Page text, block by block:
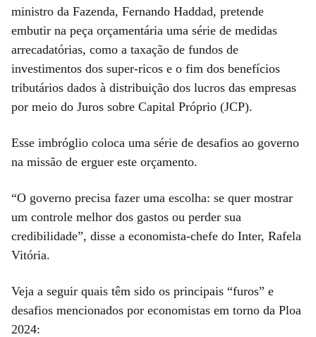
ministro da Fazenda, Fernando Haddad, pretende
embutir na peça orçamentária uma série de medidas
arrecadatórias, como a taxação de fundos de
investimentos dos super-ricos e o fim dos benefícios
tributários dados à distribuição dos lucros das empresas
por meio do Juros sobre Capital Próprio (JCP).
Esse imbróglio coloca uma série de desafios ao governo
na missão de erguer este orçamento.
“O governo precisa fazer uma escolha: se quer mostrar
um controle melhor dos gastos ou perder sua
credibilidade”, disse a economista-chefe do Inter, Rafela
Vitória.
Veja a seguir quais têm sido os principais “furos” e
desafios mencionados por economistas em torno da Ploa
2024: